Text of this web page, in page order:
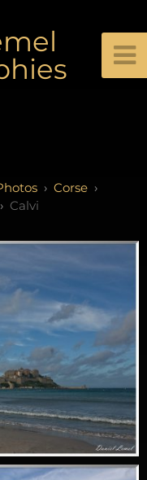
Corse
Calvi